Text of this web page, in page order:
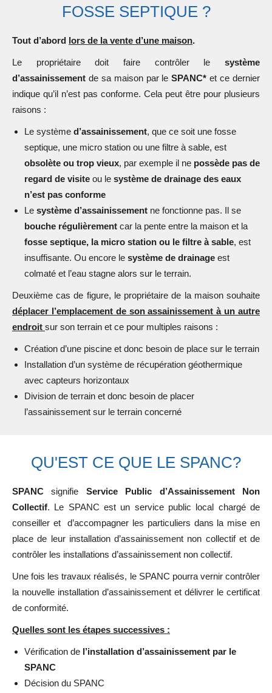
FOSSE SEPTIQUE ?
Tout d’abord lors de la vente d’une maison.
Le propriétaire doit faire contrôler le système
d’assainissement de sa maison par leSPANC* et ce dernier
indique qu’il n’est pas conforme. Cela peut être pour plusieurs
raisons :
Le système d’assainissement, que ce soit une fosse
septique, une micro station ou une filtre à sable, est
obsolète ou trop vieux, par exemple il ne possède pas de
regard de visite ou le système de drainage des eaux
n’est pas conforme
Le système d’assainissement ne fonctionne pas. Il se
bouche régulièrement car la pente entre la maison et la
fosse septique, la micro station ou le filtre à sable, est
insuffisante. Ou encore le système de drainage est
colmaté et l’eau stagne alors sur le terrain.
Deuxième cas de figure, le propriétaire de la maison souhaite
déplacer l’emplacement de son assainissement à un autre
endroit sur son terrain et ce pour multiples raisons :
Création d’une piscine et donc besoin de place sur le terrain
Installation d’un système de récupération géothermique
avec capteurs horizontaux
Division de terrain et donc besoin de placer
l’assainissement sur le terrain concerné
QU'EST CE QUE LE SPANC?
SPANC signifie Service Public d’Assainissement Non
Collectif. Le SPANC est un service public local chargé de
conseiller et d’accompagner les particuliers dans la mise en
place de leur installation d’assainissement non collectif et de
contrôler les installations d’assainissement non collectif.
Une fois les travaux réalisés, le SPANC pourra vernir contrôler
la nouvelle installation d’assainissement et délivrer le certificat
de conformité.
Quelles sont les étapes successives :
Vérification de l’installation d’assainissement par le
SPANC
Décision du SPANC